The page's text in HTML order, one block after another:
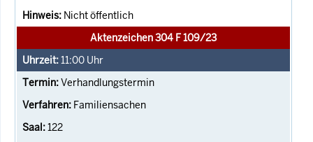
Nicht öffentlich
Aktenzeichen 304 F 109/23
11:00 Uhr
Verhandlungstermin
Familiensachen
122